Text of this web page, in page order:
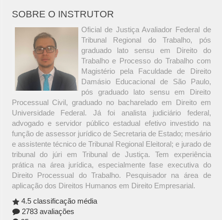
SOBRE O INSTRUTOR
Oficial de Justiça Avaliador Federal de
Tribunal Regional do Trabalho, pós
graduado lato sensu em Direito do
Trabalho e Processo do Trabalho com
Magistério pela Faculdade de Direito
Damásio Educacional de São Paulo,
pós graduado lato sensu em Direito
Processual Civil, graduado no bacharelado em Direito em
Universidade Federal. Já foi analista judiciário federal,
advogado e servidor público estadual efetivo investido na
função de assessor jurídico de Secretaria de Estado; mesário
e assistente técnico de Tribunal Regional Eleitoral; e jurado de
tribunal do júri em Tribunal de Justiça. Tem experiência
prática na área jurídica, especialmente fase executiva do
Direito Processual do Trabalho. Pesquisador na área de
aplicação dos Direitos Humanos em Direito Empresarial.
4.5 classificação média
2783 avaliações